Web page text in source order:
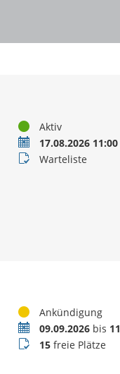
StatusAktiv
Termin17.08.2026
Buchungsstatus
Warteliste
StatusAnkündigung
Termin09.09.2026 bis
Buchungsstatus
15 freie Plätze